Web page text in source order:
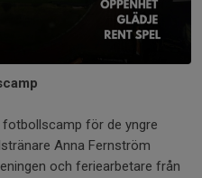
för de yngre
Anna Fernström
och feriearbetare från